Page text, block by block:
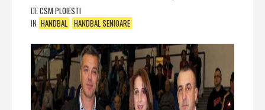
DECSM PLOIESTI
IN HANDBAL HANDBAL SENIOARE